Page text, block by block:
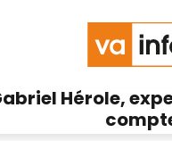
Hérole,